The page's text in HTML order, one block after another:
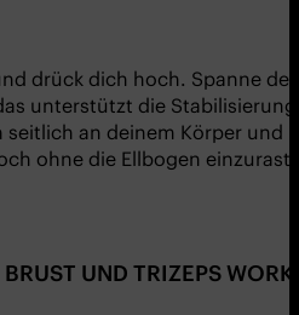
drück dich hoch. Spanne
unterstützt die
seitlich an deinem Körper und
ohne die Ellbogen
UND TRIZEPS